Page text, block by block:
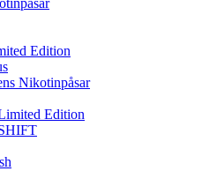
Edition
Nikotinpåsar
Edition